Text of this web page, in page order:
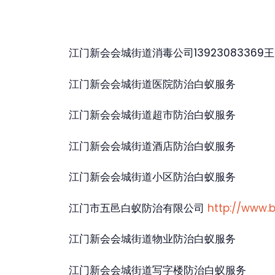
江门新会会城街道消毒公司13923083369
江门新会会城街道医院防治白蚁服务
江门新会会城街道超市防治白蚁服务
江门新会会城街道酒店防治白蚁服务
江门新会会城街道小区防治白蚁服务
江门市五邑白蚁防治有限公司 http://
江门新会会城街道物业防治白蚁服务
江门新会会城街道写字楼防治白蚁服务